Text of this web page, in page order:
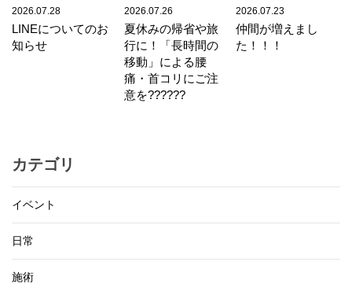
2026.07.28
LINEについてのお
知らせ
2026.07.26
夏休みの帰省や旅
行に！「長時間の
移動」による腰
痛・首コリにご注
意を??????
2026.07.23
仲間が増えまし
た！！！
カテゴリ
イベント
日常
施術